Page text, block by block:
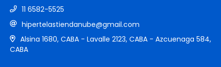
11 6582-5525
hipertelastiendanube@gmail.com
Alsina 1680, CABA - Lavalle 2123, CABA - Azcuenaga 584,
CABA